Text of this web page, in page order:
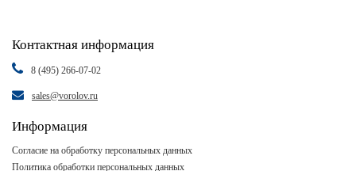
Контактная информация
8 (495) 266-07-02
sales@vorolov.ru
Информация
Согласие на обработку персональных данных
Политика обработки персональных данных